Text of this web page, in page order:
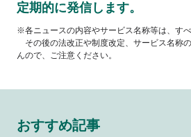
定期的に発信します。
※各ニュースの内容やサービス名称等は、す
その後の法改正や制度改定、サービス名称
んので、ご注意ください。
おすすめ記事